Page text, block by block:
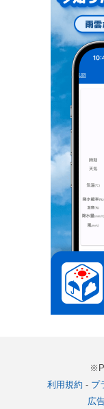
利用規約 - プ
広